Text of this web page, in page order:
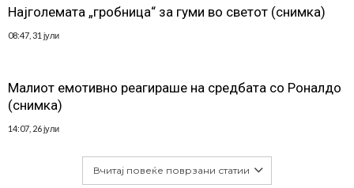
Најголемата „гробница“ за гуми во светот (снимка)
08:47, 31 јули
Малиот емотивно реагираше на средбата со Роналдо
(снимка)
14:07, 26 јули
Вчитај повеќе поврзани статии